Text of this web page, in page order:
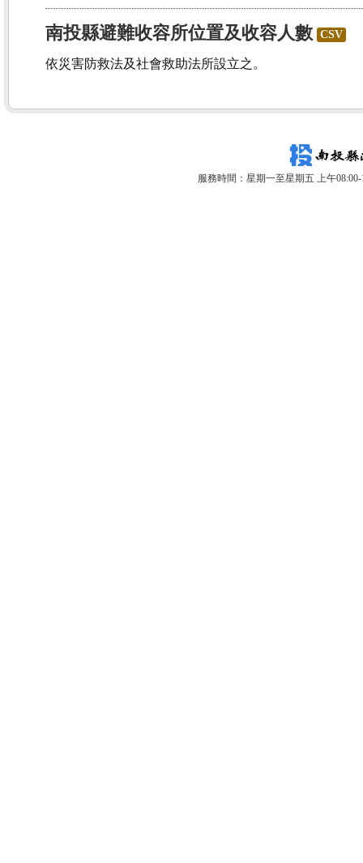
南投縣避難收容所位置及收容人數 CSV
依災害防救法及社會救助法所設立之。
服務時間：星期一至星期五 上午